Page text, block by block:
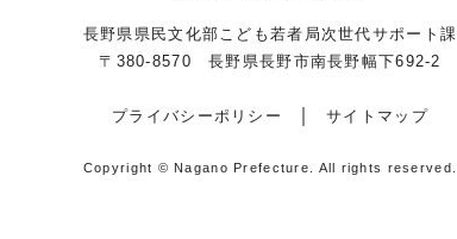
長野県県民文化部こども若者局次世代サポート課
〒380-8570 長野県長野市南長野幅下692-2
プライバシーポリシー サイトマップ
Copyright © Nagano Prefecture. All rights reserved.